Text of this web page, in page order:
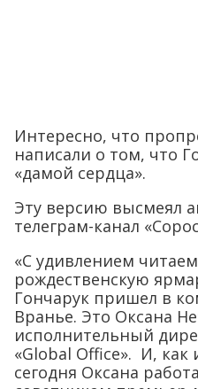
Интересно, что
написали о том, что
«дамой сердца».
Эту версию высмеял
телеграм-канал
«С удивлением
рождественскую
Гончарук пришел в
Вранье. Это Оксана
исполнительный
«Global Office». И,
сегодня Оксана